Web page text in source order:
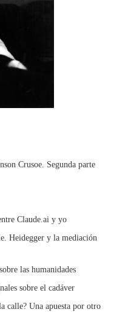
Crusoe. Segunda parte
Claude.ai y yo
Heidegger y la mediación
las humanidades
sobre el cadáver
calle? Una apuesta por otro